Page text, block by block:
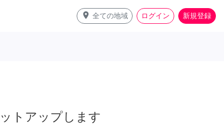
place 全ての地域 ログイン 新規登録
トアップします